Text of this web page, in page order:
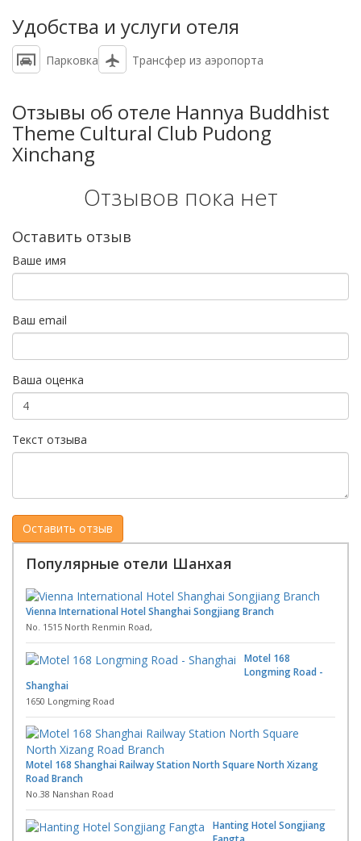
Удобства и услуги отеля
Парковка Трансфер из аэропорта
Отзывы об отеле Hannya Buddhist
Theme Cultural Club Pudong
Xinchang
Отзывов пока нет
Оставить отзыв
Ваше имя
Ваш email
Ваша оценка
Текст отзыва
Популярные отели Шанхая
Vienna International Hotel Shanghai Songjiang Branch
No. 1515 North Renmin Road,
Motel 168
Longming Road -
Shanghai
1650 Longming Road
Motel 168 Shanghai Railway Station North Square North Xizang
Road Branch
No.38 Nanshan Road
Hanting Hotel Songjiang